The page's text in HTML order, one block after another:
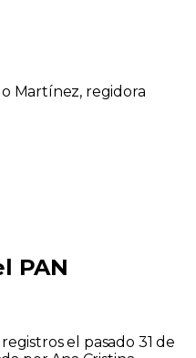
Martínez, regidora
PAN
el pasado 31 de